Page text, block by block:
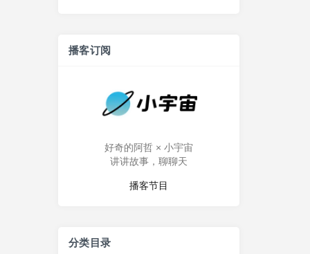
播客订阅
好奇的阿哲 × 小宇宙
讲讲故事，聊聊天
播客节目
分类目录